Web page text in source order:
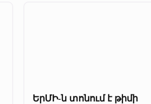
ԵրՄԻ-ն տոնում է թիմի